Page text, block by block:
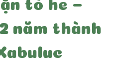
tò he –
năm thành